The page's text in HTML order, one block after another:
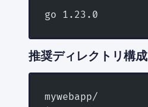
go 1.23.0
推奨ディレクトリ構成
mywebapp/